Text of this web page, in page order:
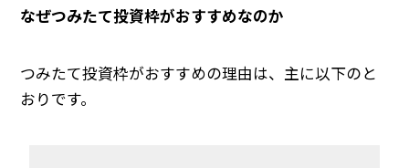
なぜつみたて投資枠がおすすめなのか
つみたて投資枠がおすすめの理由は、主に以下のと
おりです。